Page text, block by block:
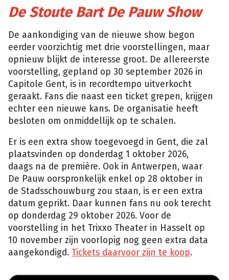
De Stoute Bart De Pauw Show
De aankondiging van de nieuwe show begon
eerder voorzichtig met drie voorstellingen, maar
opnieuw blijkt de interesse groot. De allereerste
voorstelling, gepland op 30 september 2026 in
Capitole Gent, is in recordtempo uitverkocht
geraakt. Fans die naast een ticket grepen, krijgen
echter een nieuwe kans. De organisatie heeft
besloten om onmiddellijk op te schalen.
Er is een extra show toegevoegd in Gent, die zal
plaatsvinden op donderdag 1 oktober 2026,
daags na de première. Ook in Antwerpen, waar
De Pauw oorspronkelijk enkel op 28 oktober in
de Stadsschouwburg zou staan, is er een extra
datum geprikt. Daar kunnen fans nu ook terecht
op donderdag 29 oktober 2026. Voor de
voorstelling in het Trixxo Theater in Hasselt op
10 november zijn voorlopig nog geen extra data
aangekondigd. Tickets daarvoor zijn te koop.